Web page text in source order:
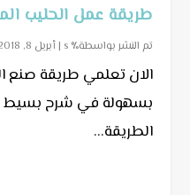
طريقة عمل الحليب
تم النشر بواسطة٪ s | أبريل 8, 2018
الان تعلمي طريقة صنع
بسهولة في شرح بسيط
الطريقة...